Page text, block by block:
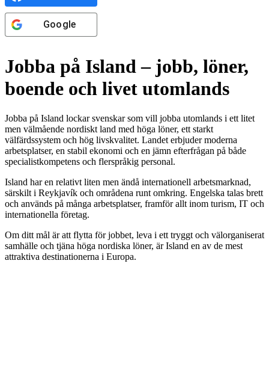
Google
Jobba på Island – jobb, löner,
boende och livet utomlands
Jobba på Island lockar svenskar som vill jobba utomlands i ett litet
men välmående nordiskt land med höga löner, ett starkt
välfärdssystem och hög livskvalitet. Landet erbjuder moderna
arbetsplatser, en stabil ekonomi och en jämn efterfrågan på både
specialistkompetens och flerspråkig personal.
Island har en relativt liten men ändå internationell arbetsmarknad,
särskilt i Reykjavík och områdena runt omkring. Engelska talas brett
och används på många arbetsplatser, framför allt inom turism, IT och
internationella företag.
Om ditt mål är att flytta för jobbet, leva i ett tryggt och välorganiserat
samhälle och tjäna höga nordiska löner, är Island en av de mest
attraktiva destinationerna i Europa.